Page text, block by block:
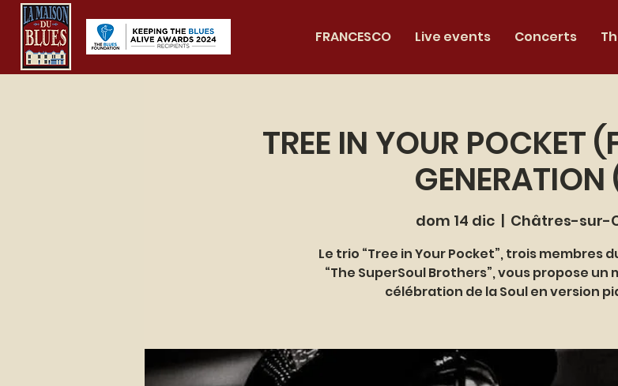
FRANCESCO Live events Concerts
TREE IN YOUR POCKET
GENERATION
dom 14 dic
  |
Châtres-sur-
Le trio “Tree in Your Pocket”, trois membres
“The SuperSoul Brothers”, vous propose
célébration de la Soul en version